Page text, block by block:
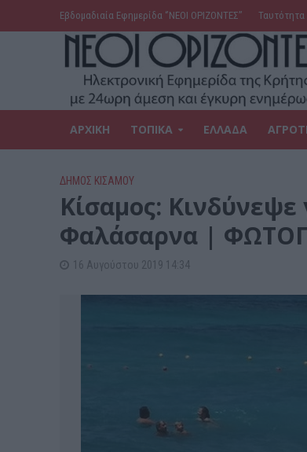
Εβδομαδιαία Εφημερίδα ‘’ΝΕΟΙ ΟΡΙΖΟΝΤΕΣ’’ Ταυτότητα
ΑΡΧΙΚΗ ΤΟΠΙΚΑ ΕΛΛΑΔΑ
ΔΉΜΟΣ ΚΙΣΆΜΟΥ
Κίσαμος:
Φαλάσαρνα |
16 Αυγούστου 2019 14:34